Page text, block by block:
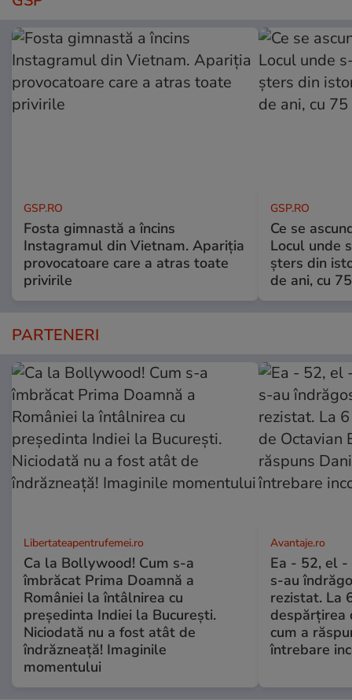
GSP.RO
Fosta gimnastă a încins
Instagramul din Vietnam. Apariția
provocatoare care a atras toate
privirile
GSP.RO
Ce se
Locul unde
șters din
de ani, cu
PARTENERI
Libertateapentrufemei.ro
Ca la Bollywood! Cum s-a
îmbrăcat Prima Doamnă a
României la întâlnirea cu
președinta Indiei la București.
Niciodată nu a fost atât de
îndrăzneață! Imaginile
momentului
Avantaje.ro
Ea - 52, el -
s-au
rezistat. La
despărțirea
cum a
întrebare